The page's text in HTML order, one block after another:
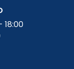
18:00